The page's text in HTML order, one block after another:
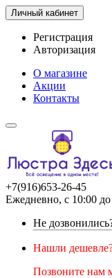
Личный кабинет
Регистрация
Авторизация
О магазине
Акции
Контакты
+7(916)653-26-45
Ежедневно, с 10:00
Не
Нашли
Позвоните нам